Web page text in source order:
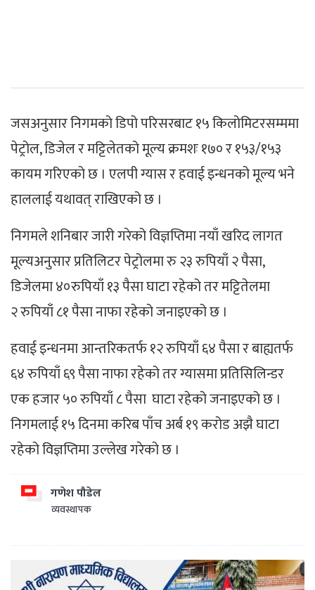
जसअनुसार निगमको डिपो परिसरबाट १५ किलोमिटरसम्ममा
पेट्रोल, डिजेल र मट्टिलेतको मूल्य क्रमशः १७० र १५३/१५३
कायम गरिएको छ । एलपी ग्यास र हवाई इन्धनको मूल्य भने
हाललाई यथावत् राखिएको छ ।
निगमले शनिबार जारी गरेको विज्ञप्तिमा नयाँ खरिद लागत
मूल्यअनुसार प्रतिलिटर पेट्रोलमा रु २३ रुपियाँ २ पैसा,
डिजेलमा ४०रुपियाँ १३ पैसा घाटा रहेको तर मट्टितेलमा
२ रुपियाँ ८१ पैसा नाफा रहेको जनाइएको छ ।
हवाई इन्धनमा आन्तरिकतर्फ १२ रुपियाँ ६४ पैसा र बाह्यतर्फ
६४ रुपियाँ ६९ पैसा नाफा रहेको तर ग्यासमा प्रतिसिलिन्डर
एक हजार ५० रुपियाँ ८ पैसा घाटा रहेको जनाइएको छ ।
निगमलाई १५ दिनमा करिब पाँच अर्ब १९ करोड अझै घाटा
रहेको विज्ञप्तिमा उल्लेख गरेको छ ।
गणेश पौडेल
व्यवस्थापक